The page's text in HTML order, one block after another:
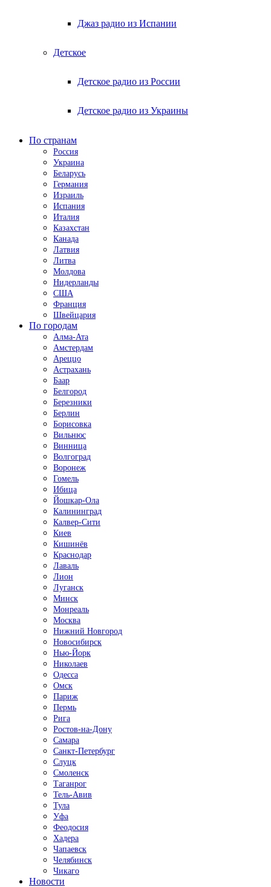
Джаз радио из Испании
Детское
Детское радио из России
Детское радио из Украины
По странам
Россия
Украина
Беларусь
Германия
Израиль
Испания
Италия
Казахстан
Канада
Латвия
Литва
Молдова
Нидерланды
США
Франция
Швейцария
По городам
Алма-Ата
Амстердам
Ареццо
Астрахань
Баар
Белгород
Березники
Берлин
Борисовка
Вильнюс
Винница
Волгоград
Воронеж
Гомель
Ибица
Йошкар-Ола
Калининград
Калвер-Сити
Киев
Кишинёв
Краснодар
Лаваль
Лион
Луганск
Минск
Монреаль
Москва
Нижний Новгород
Новосибирск
Нью-Йорк
Николаев
Одесса
Омск
Париж
Пермь
Рига
Ростов-на-Дону
Самара
Санкт-Петербург
Слуцк
Смоленск
Таганрог
Тель-Авив
Тула
Уфа
Феодосия
Хадера
Чапаевск
Челябинск
Чикаго
Новости